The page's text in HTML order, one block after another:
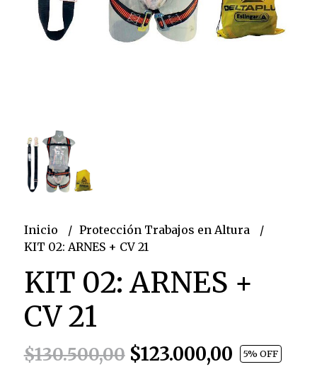
Inicio
Protección Trabajos en Altura
KIT 02: ARNES + CV 21
KIT 02: ARNES +
CV 21
$130.500,00$123.000,00 5% OFF